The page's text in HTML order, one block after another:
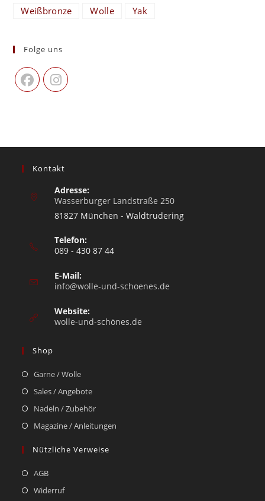
Weißbronze
Wolle Yak
Folge uns
Kontakt
Adresse:
Wasserburger Landstraße 250
81827 München - Waldtrudering
Telefon:
089 - 430 87 44
E-Mail:
info@wolle-und-schoenes.de
Website:
wolle-und-schönes.de
Shop
Garne / Wolle
Sales / Angebote
Nadeln / Zubehör
Magazine / Anleitungen
Nützliche Verweise
AGB
Widerruf